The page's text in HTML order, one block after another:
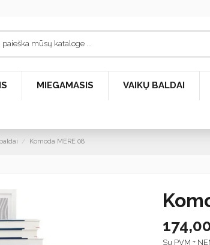
MIEGAMASIS VAIKŲ BALDAI
Komoda MERE 08
Su PVM +